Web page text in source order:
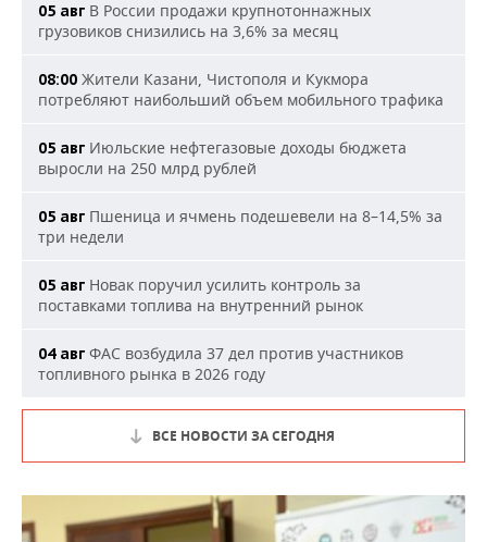
05 авг В России продажи крупнотоннажных
грузовиков снизились на 3,6% за месяц
08:00 Жители Казани, Чистополя и Кукмора
потребляют наибольший объем мобильного трафика
05 авг Июльские нефтегазовые доходы бюджета
выросли на 250 млрд рублей
05 авг Пшеница и ячмень подешевели на 8–14,5% за
три недели
05 авг Новак поручил усилить контроль за
поставками топлива на внутренний рынок
04 авг ФАС возбудила 37 дел против участников
топливного рынка в 2026 году
ВСЕ НОВОСТИ ЗА СЕГОДНЯ